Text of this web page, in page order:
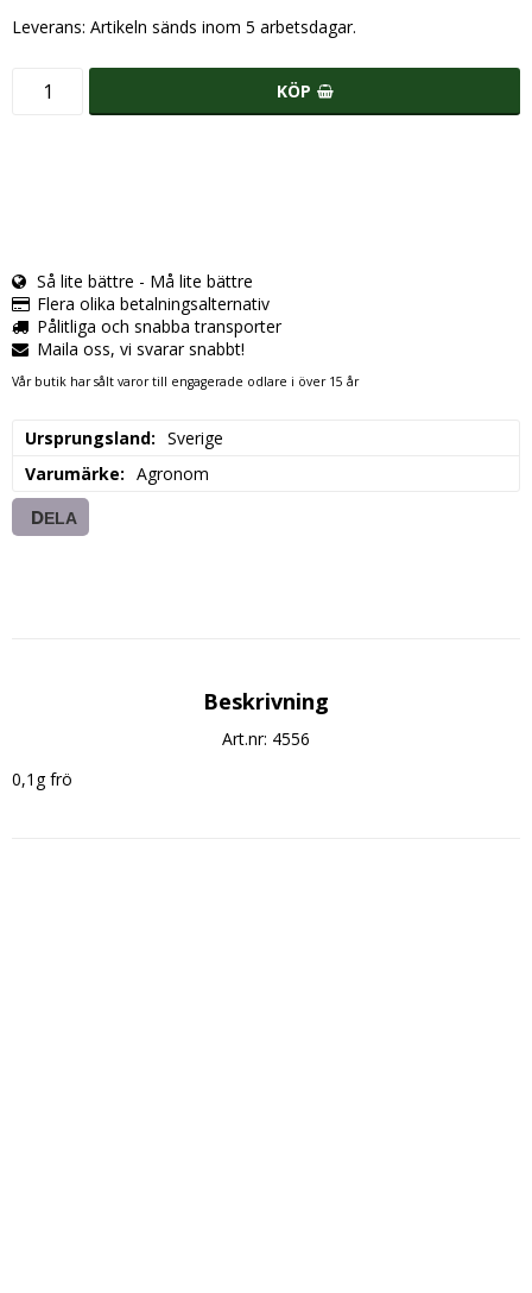
Leverans: Artikeln sänds inom 5 arbetsdagar.
KÖP
Så lite bättre - Må lite bättre
Flera olika betalningsalternativ
Pålitliga och snabba transporter
Maila oss, vi svarar snabbt!
Vår butik har sålt varor till engagerade odlare i över 15 år
Ursprungsland
Sverige
Varumärke
Agronom
DELA
Beskrivning
Art.nr: 4556
0,1g frö